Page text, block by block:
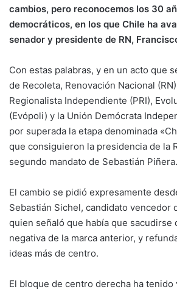
cambios, pero reconocemos los 30
democráticos, en los que Chile ha
senador y presidente de RN,
Con estas palabras, y en un acto que
de Recoleta, Renovación Nacional
Regionalista Independiente (PRI),
(Evópoli) y la Unión Demócrata
por superada la etapa denominada
que consiguieron la presidencia de la
segundo mandato de Sebastián Piñera.
El cambio se pidió expresamente
Sebastián Sichel, candidato vencedor
quien señaló que había que sacudirse
negativa de la marca anterior, y
ideas más de centro.
El bloque de centro derecha ha tenido